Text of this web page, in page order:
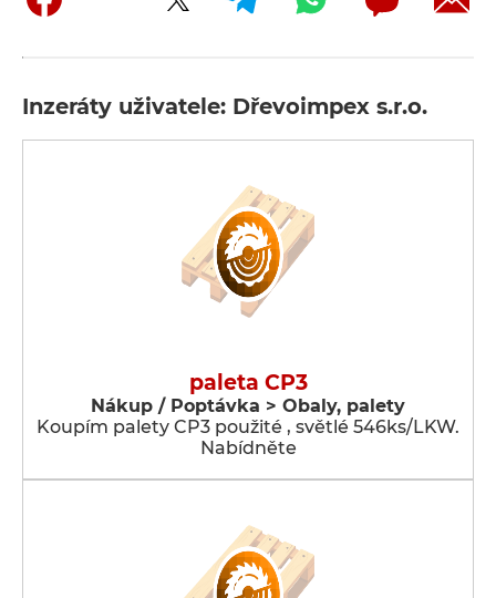
Inzeráty uživatele: Dřevoimpex s.r.o.
paleta CP3
Nákup / Poptávka > Obaly, palety
Koupím palety CP3 použité , světlé 546ks/LKW.
Nabídněte